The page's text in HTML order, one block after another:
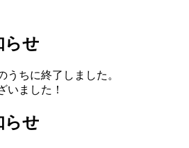
らせ
うちに終了しました。
いました！
らせ